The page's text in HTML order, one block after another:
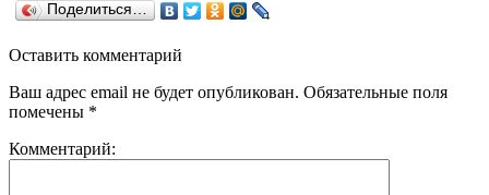
Поделиться…
Оставить комментарий
Ваш адрес email не будет опубликован. Обязательные поля
помечены *
Комментарий: